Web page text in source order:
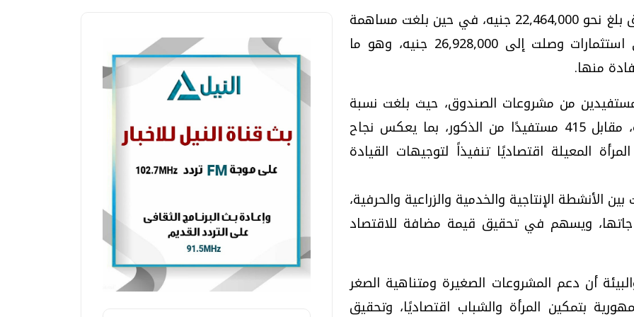
وأشار التقرير إلى أن إجمالي قروض الصندوق بلغ نحو 22,464,000 جنيه، في حين بلغت مساهمة
المستفيدين نحو 4,492,800 جنيه، بإجمالي استثمارات وصلت إلى 26,928,000 جنيه، وهو ما
منها.
من مشروعات الصندوق، حيث بلغت نسبة
مشاركتها 68.98% بإجمالي 923 مستفيدة، مقابل 415 مستفيدًا من الذكور، بما يعكس نجاح
المعيلة اقتصاديًا تنفيذاً لتوجيهات القيادة
الأنشطة الإنتاجية والخدمية والزراعية والحرفية،
ويسهم في تحقيق قيمة مضافة للاقتصاد
أن دعم المشروعات الصغيرة ومتناهية الصغر
بتمكين المرأة والشباب اقتصاديًا، وتحقيق